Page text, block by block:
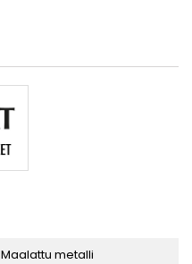
Maalattu metalli